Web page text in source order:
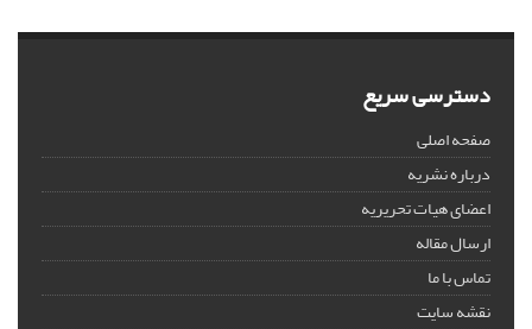
دسترسی سریع
صفحه اصلی
درباره نشریه
اعضای هیات تحریریه
ارسال مقاله
تماس با ما
نقشه سایت